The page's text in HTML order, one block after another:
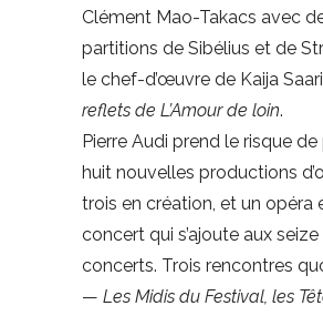
Clément Mao-Takacs avec
partitions de Sibélius et de
le chef-d’œuvre de Kaija
reflets de L’Amour de loin.
Pierre Audi prend le risque
huit nouvelles productions
trois en création, et un opéra
concert qui s’ajoute aux
concerts. Trois rencontres
— Les Midis du Festival, les